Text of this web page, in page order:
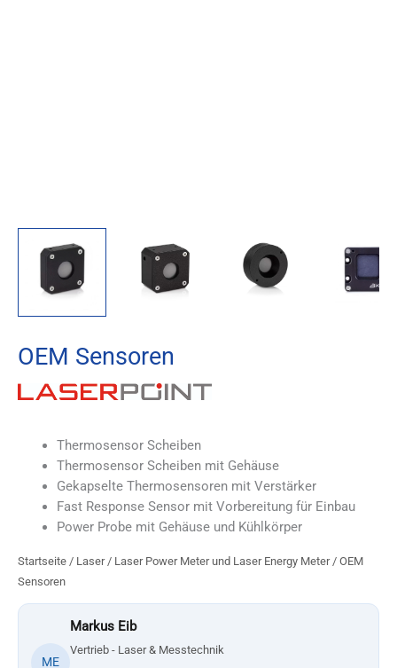
Startseite / Laser/ Laser Power Meter und Laser Energy Meter/ OEM
Sensoren
OEM Sensoren
Thermosensor Scheiben
Thermosensor Scheiben mit Gehäuse
Gekapselte Thermosensoren mit Verstärker
Fast Response Sensor mit Vorbereitung für Einbau
Power Probe mit Gehäuse und Kühlkörper
ME
Markus Eib
Vertrieb - Laser & Messtechnik